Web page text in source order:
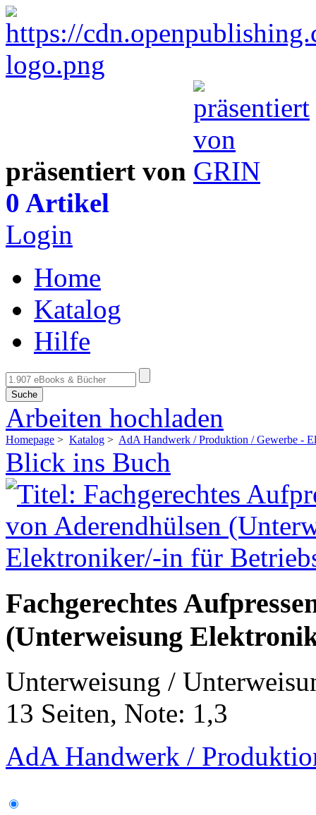
präsentiert von
0 Artikel
Login
Home
Katalog
Hilfe
Suche
Arbeiten hochladen
Homepage > Katalog > AdA Handwerk / Produktion / Gewerbe -
Blick ins Buch
Fachgerechtes
(Unterweisung
Unterweisung /
13 Seiten, Note: 1,3
AdA Handwerk /